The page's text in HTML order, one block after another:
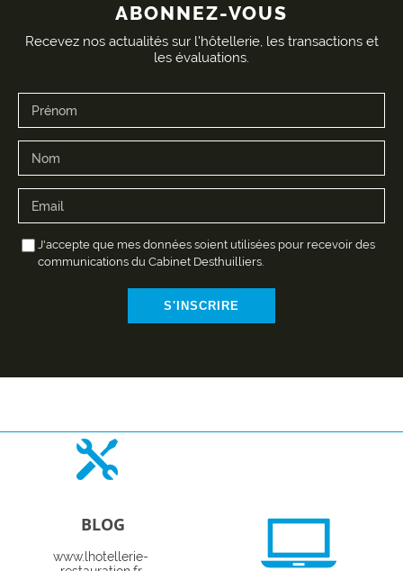
ABONNEZ-VOUS
Recevez nos actualités sur l'hôtellerie, les transactions et
les évaluations.
J'accepte que mes données soient utilisées pour recevoir des
communications du Cabinet Desthuilliers.
S'INSCRIRE
BLOG
www.lhotellerie-